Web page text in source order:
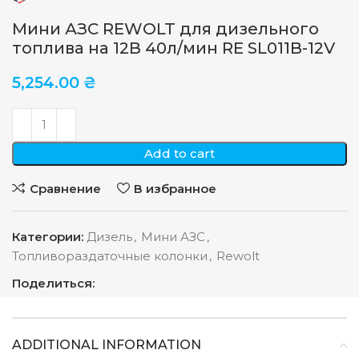
Мини АЗС REWOLT для дизельного
топлива на 12В 40л/мин RE SL011B-12V
5,254.00 ₴
Add to cart
Сравнение В избранное
Категории: Дизель, Мини АЗС ,
Топливораздаточные колонки , Rewolt
Поделиться:
ADDITIONAL INFORMATION